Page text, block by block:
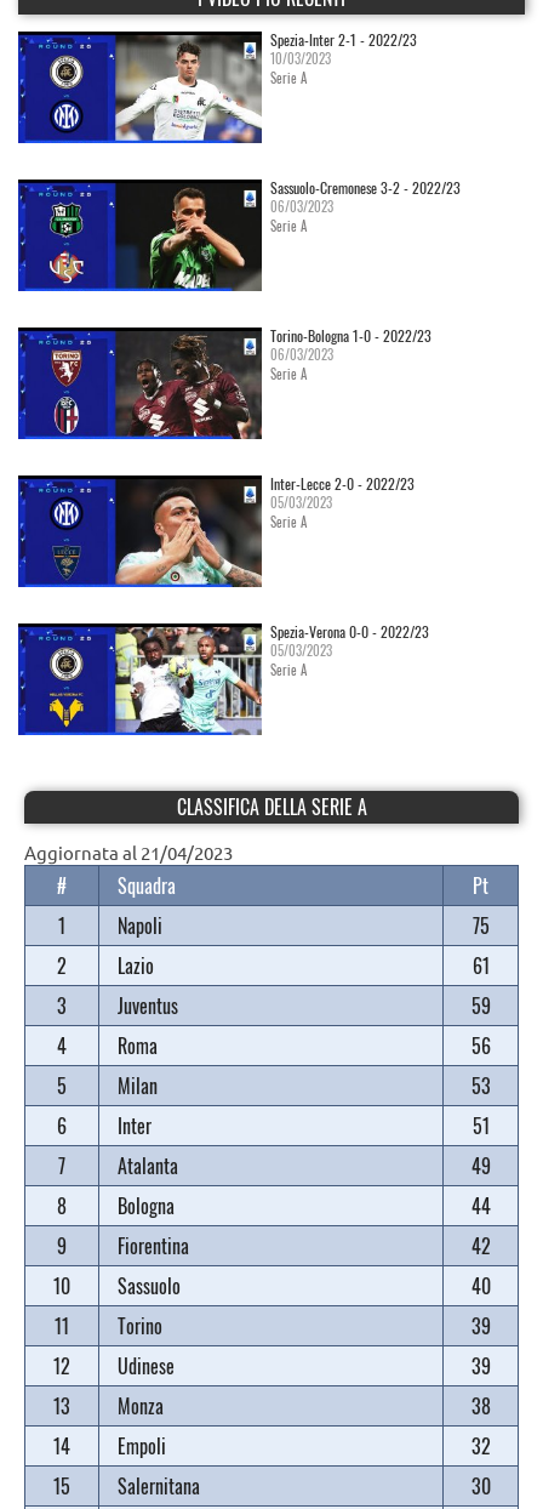
Spezia-Inter 2-1 - 2022/23
10/03/2023
Serie A
Sassuolo-Cremonese 3-2 - 2022/23
06/03/2023
Serie A
Torino-Bologna 1-0 - 2022/23
06/03/2023
Serie A
Inter-Lecce 2-0 - 2022/23
05/03/2023
Serie A
Spezia-Verona 0-0 - 2022/23
05/03/2023
Serie A
CLASSIFICA DELLA SERIE A
Aggiornata al 21/04/2023
# Squadra
Pt
1
Napoli
75
2
Lazio
61
3
Juventus
59
4
Roma
56
5
Milan
53
6
Inter
51
7
Atalanta
49
8
Bologna
44
9
Fiorentina
42
10
Sassuolo
40
11
Torino
39
12
Udinese
39
13
Monza
38
14
Empoli
32
15
Salernitana
30